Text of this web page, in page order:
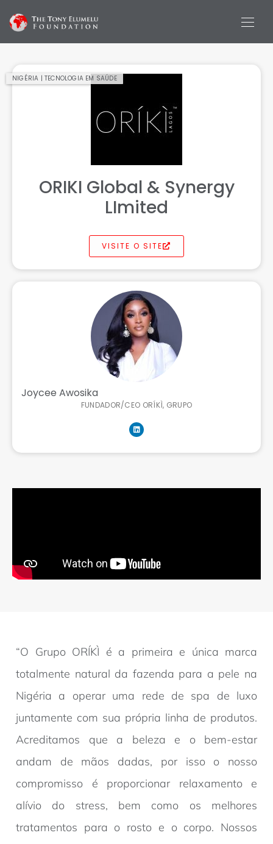
NIGÉRIA | TECNOLOGIA EM SAÚDE
ORIKI Global & Synergy
LImited
VISITE O SITE
Joycee Awosika
FUNDADOR/CEO ORÍKÌ, GRUPO
“O Grupo ORÍKÌ é a primeira e única marca
totalmente natural da fazenda para a pele na
Nigéria a operar uma rede de spa de luxo
juntamente com sua própria linha de produtos.
Acreditamos que a beleza e o bem-estar
andam de mãos dadas, por isso o nosso
compromisso é proporcionar relaxamento e
alívio do stress, bem como os melhores
tratamentos para o rosto e o corpo. Nossos